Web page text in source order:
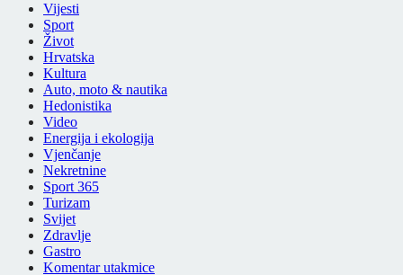
Vijesti
Sport
Život
Hrvatska
Kultura
Auto, moto & nautika
Hedonistika
Video
Energija i ekologija
Vjenčanje
Nekretnine
Sport 365
Turizam
Svijet
Zdravlje
Gastro
Komentar utakmice